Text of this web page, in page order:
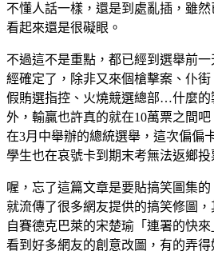
不懂人話一樣，還是到處亂插，雖然
看起來還是很礙眼。
不過這不是重點，都已經到選舉前
經確定了，除非又來個槍擊案、仆街
假賄選指控、火燒競選總部…什麼的
外，輸贏也許真的就在10萬票之間
在3月中舉辦的總統選舉，這次偏偏
學生也在哀號卡到期末考無法返鄉投
喔，忘了這篇文章是要貼搞笑圖集
就流傳了很多網友提供的搞笑修圖
自賽德克巴萊的宋楚瑜「連署的快
看到好多網友的創意改圖，有的弄